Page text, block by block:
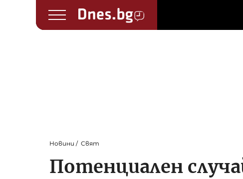
Новини Свят
Потенциален